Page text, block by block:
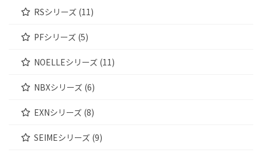
RSシリーズ (11)
PFシリーズ (5)
NOELLEシリーズ (11)
NBXシリーズ (6)
EXNシリーズ (8)
SEIMEシリーズ (9)